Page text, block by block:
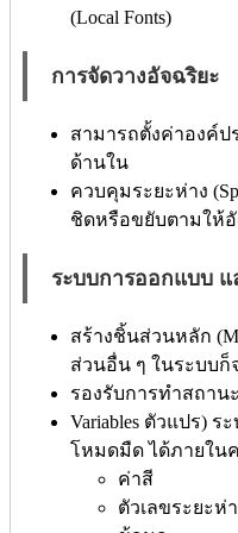
(Local Fonts)
การจัดวางอัจฉริยะ
สามารถตั้งค่าองค์ป
ด้านใน
ควบคุมระยะห่าง
ชิดหรือขยับตามให้
ระบบการออกแบบ แ
สร้างชิ้นส่วนหลัก
ส่วนอื่น ๆ ในระบบก็
รองรับการทำสถา
Variables ตัวแปร)
โหมดมืด ได้ภายใน
ค่าสี
ตัวเลขระยะห่